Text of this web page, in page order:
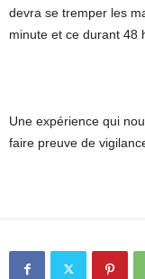
devra se tremper les
minute et ce durant 48
Une expérience qui
faire preuve de